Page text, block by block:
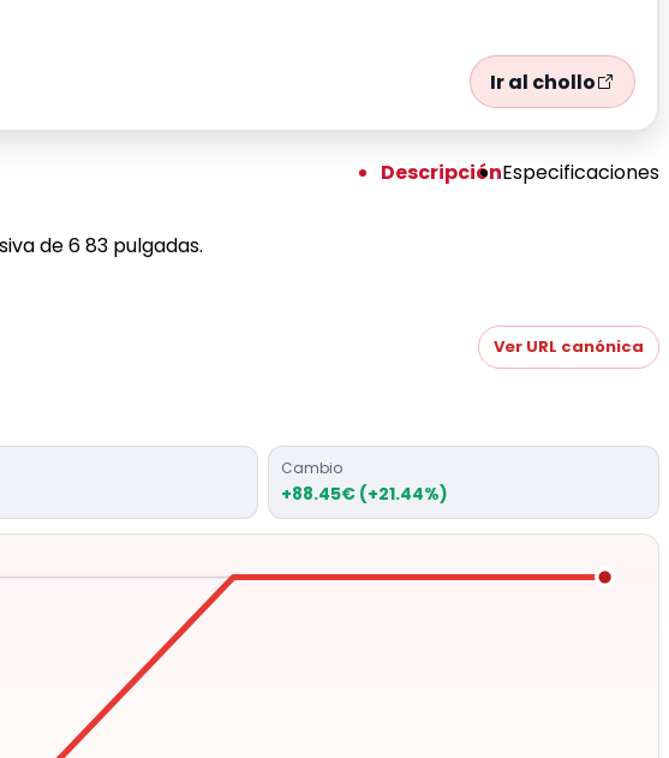
Ir al chollo
DescripciónEspecificaciones
de 6 83 pulgadas.
Ver URL canónica
Cambio
+88.45€ (+21.44%)